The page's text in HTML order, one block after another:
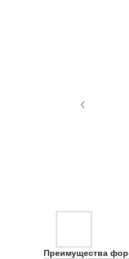
Преимущества